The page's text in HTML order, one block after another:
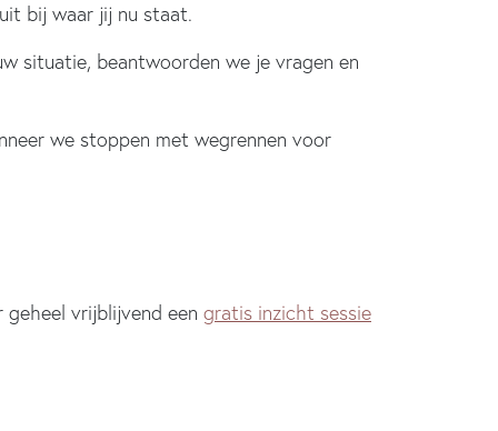
bij waar jij nu staat.
situatie, beantwoorden we je vragen en
we stoppen met wegrennen voor
vrijblijvend een gratis inzicht sessie